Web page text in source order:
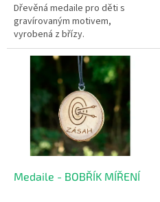
Dřevěná medaile pro děti s
gravírovaným motivem,
vyrobená z břízy.
Medaile - BOBŘÍK MÍŘENÍ